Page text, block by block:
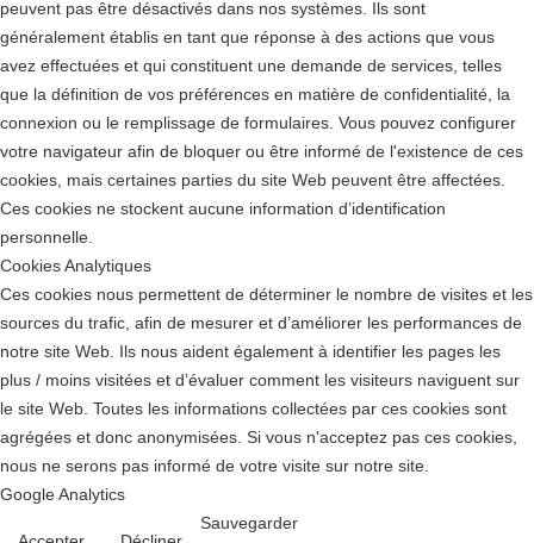
peuvent pas être désactivés dans nos systèmes. Ils sont
généralement établis en tant que réponse à des actions que vous
avez effectuées et qui constituent une demande de services, telles
que la définition de vos préférences en matière de confidentialité, la
connexion ou le remplissage de formulaires. Vous pouvez configurer
votre navigateur afin de bloquer ou être informé de l'existence de ces
cookies, mais certaines parties du site Web peuvent être affectées.
Ces cookies ne stockent aucune information d’identification
personnelle.
Cookies Analytiques
Ces cookies nous permettent de déterminer le nombre de visites et les
sources du trafic, afin de mesurer et d’améliorer les performances de
notre site Web. Ils nous aident également à identifier les pages les
plus / moins visitées et d’évaluer comment les visiteurs naviguent sur
le site Web. Toutes les informations collectées par ces cookies sont
agrégées et donc anonymisées. Si vous n'acceptez pas ces cookies,
nous ne serons pas informé de votre visite sur notre site.
Google Analytics
Sauvegarder